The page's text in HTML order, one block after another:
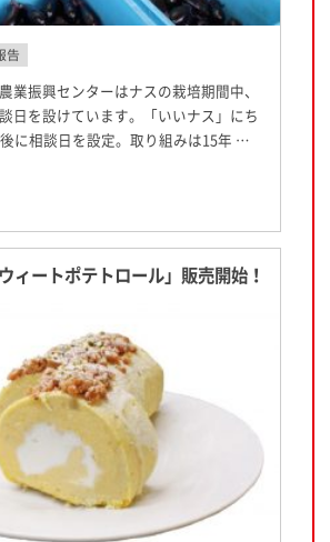
告
業振興センターはナスの栽培期間中、
日を設けています。「いいナス」にち
に相談日を設定。取り組みは15年 …
ィートポテトロール」販売開始！